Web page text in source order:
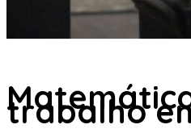
trabalho